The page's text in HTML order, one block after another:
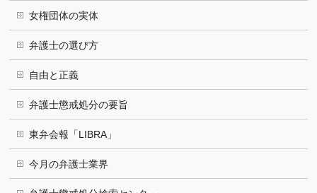
女権団体の実体
弁護士の選び方
自由と正義
弁護士懲戒処分の要旨
東弁会報「LIBRA」
今月の弁護士業界